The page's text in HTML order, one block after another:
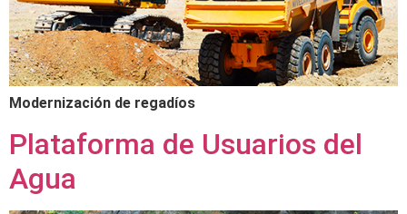
Modernización de regadíos
Plataforma de Usuarios del
Agua